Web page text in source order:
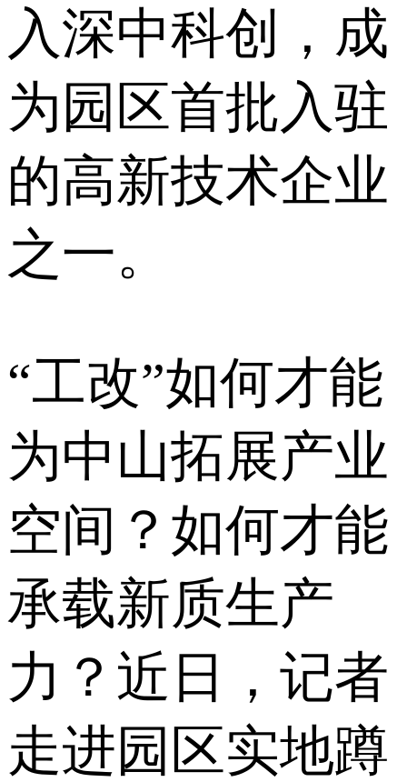
入深中科创，成
为园区首批入驻
的高新技术企业
之一。
“工改”如何才能
为中山拓展产业
空间？如何才能
承载新质生产
力？近日，记者
走进园区实地蹲